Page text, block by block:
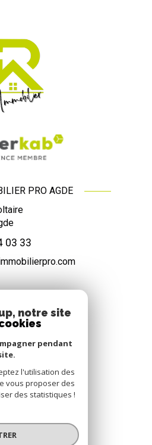
PRO AGDE
03 33
RÉSEAUX
adhérons
notre site
pendant
l'utilisation des
vous proposer des
des statistiques !